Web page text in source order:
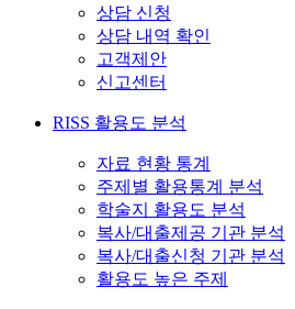
상담 신청
상담 내역 확인
고객제안
신고센터
RISS 활용도 분석
자료 현황 통계
주제별 활용통계 분석
학술지 활용도 분석
복사/대출제공 기관 분석
복사/대출신청 기관 분석
활용도 높은 주제